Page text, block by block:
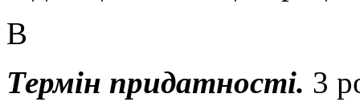
В
Термін придатності. 3